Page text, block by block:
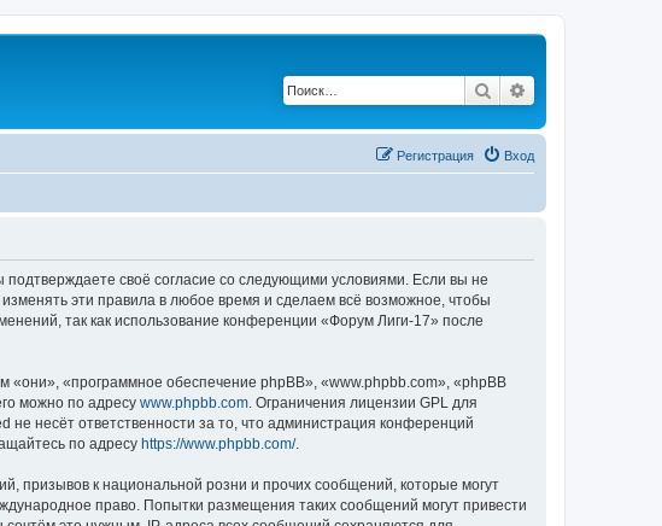
Поиск
Вход
Регистрация
своё согласие со следующими условиями. Если вы не
эти правила в любое время и сделаем всё возможное, чтобы
так как использование конференции «Форум Лиги-17» после
«программное обеспечение phpBB», «www.phpbb.com», «phpBB
можно по адресу www.phpbb.com . Ограничения лицензии GPL для
несёт ответственности за то, что администрация конференций
по адресу https://www.phpbb.com/.
призывов к национальной розни и прочих сообщений, которые могут
право. Попытки размещения таких сообщений могут привести